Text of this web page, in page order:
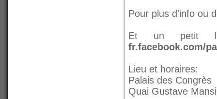
Pour plus d'info ou
Et un petit
fr.facebook.com/
Lieu et horaires:
Palais des Congrès
Quai Gustave